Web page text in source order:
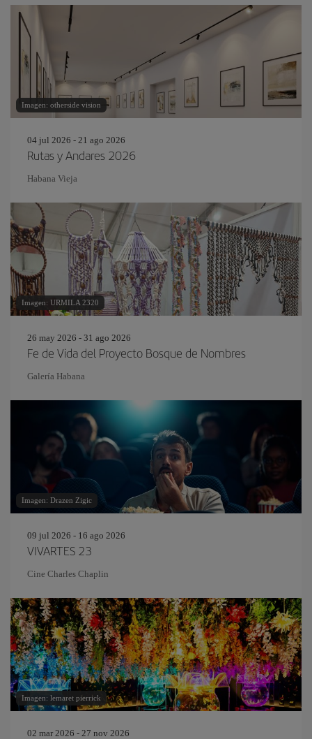
Imagen: otherside vision
04 jul 2026 - 21 ago 2026
Rutas y Andares 2026
Habana Vieja
Imagen: URMILA 2320
26 may 2026 - 31 ago 2026
Fe de Vida del Proyecto Bosque de Nombres
Galería Habana
Imagen: Drazen Zigic
09 jul 2026 - 16 ago 2026
VIVARTES 23
Cine Charles Chaplin
Imagen: lemaret pierrick
02 mar 2026 - 27 nov 2026